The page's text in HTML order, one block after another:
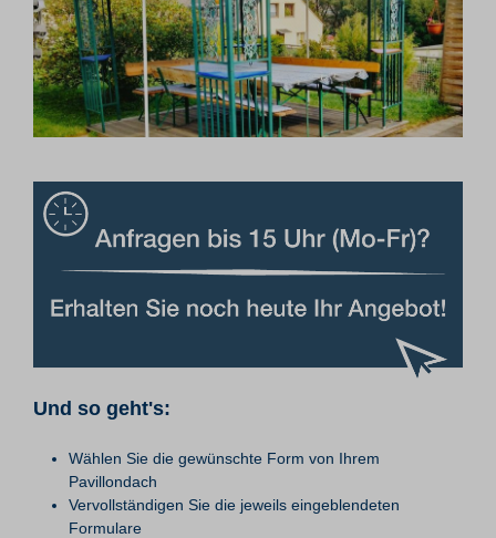
Und so geht's:
Wählen Sie die gewünschte Form von Ihrem
Pavillondach
Vervollständigen Sie die jeweils eingeblendeten
Formulare